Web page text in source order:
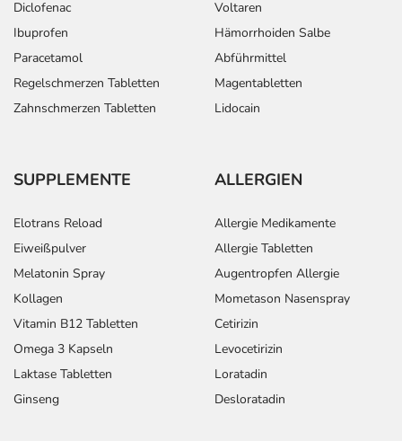
Diclofenac
Ibuprofen
Paracetamol
Regelschmerzen Tabletten
Zahnschmerzen Tabletten
Voltaren
Hämorrhoiden Salbe
Abführmittel
Magentabletten
Lidocain
SUPPLEMENTE
Elotrans Reload
Eiweißpulver
Melatonin Spray
Kollagen
Vitamin B12 Tabletten
Omega 3 Kapseln
Laktase Tabletten
Ginseng
ALLERGIEN
Allergie Medikamente
Allergie Tabletten
Augentropfen Allergie
Mometason Nasenspray
Cetirizin
Levocetirizin
Loratadin
Desloratadin